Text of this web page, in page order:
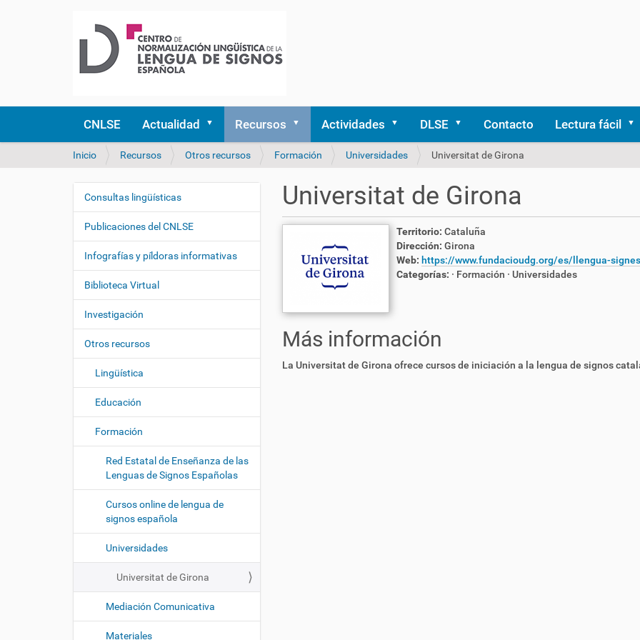
CNLSE Actualidad Recursos Actividades DLSE Contacto Lectura fácil
U
d
s
á
q
Inicio Recursos Otros recursos Formación Universidades Universitat de Girona
Universitat de Girona
Territorio: Cataluña
Dirección: Girona
Web: https://www.fundacioudg.org/es/llengua-
Categorías: · Formación · Universidades
Más información
La Universitat de Girona ofrece cursos de iniciación a la lengua de signos
N
e
g
a
c
i
ó
n
Consultas lingüísticas
Publicaciones del CNLSE
Infografías y píldoras informativas
Biblioteca Virtual
Investigación
Otros recursos
Lingüística
Educación
Formación
Red Estatal de Enseñanza de las
Lenguas de Signos Españolas
Cursos online de lengua de
signos española
Universidades
Universitat de Girona
Mediación Comunicativa
Materiales